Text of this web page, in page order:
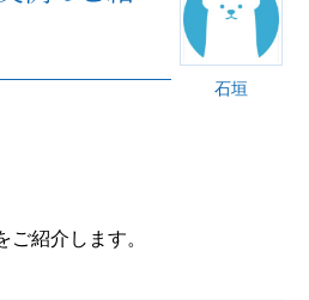
石垣
紹介します。